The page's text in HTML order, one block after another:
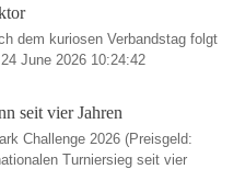
dem kuriosen Verbandstag folgt
June 2026 10:24:42
seit vier Jahren
Challenge 2026 (Preisgeld:
Turniersieg seit vier